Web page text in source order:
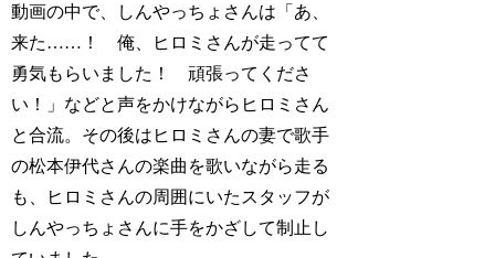
動画の中で、しんやっちょさんは「あ、
来た……！ 俺、ヒロミさんが走ってて
勇気もらいました！ 頑張ってくださ
い！」などと声をかけながらヒロミさん
と合流。その後はヒロミさんの妻で歌手
の松本伊代さんの楽曲を歌いながら走る
も、ヒロミさんの周囲にいたスタッフが
しんやっちょさんに手をかざして制止し